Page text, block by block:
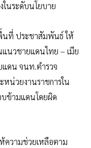
นระดับนโยบาย
นที่ ประชาสัมพันธ์ ให้
นวชายแดนไทย – เมีย
แดน จนท.ตำรวจ
หน่วยงานราชการใน
ข้ามแดนโดยผิด
ความช่วยเหลือตาม